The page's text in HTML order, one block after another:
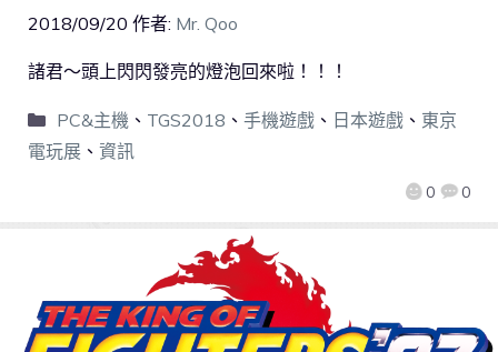
2018/09/20 作者: Mr. Qoo
0 0
諸君～頭上閃閃發亮的燈泡回來啦！！！
PC&主機 、 TGS2018 、 手機遊戲、 日本遊戲、 東京
電玩展 、 資訊